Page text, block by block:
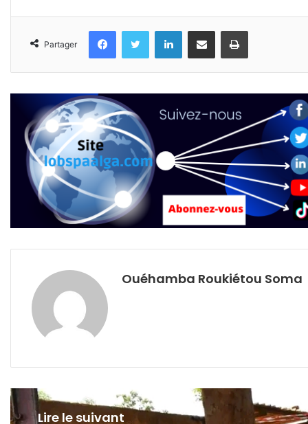
Partager
FacebookTwitter LinkedinPartager par email Imprimer
Ouéhamba Roukiétou Soma
Lire le suivant